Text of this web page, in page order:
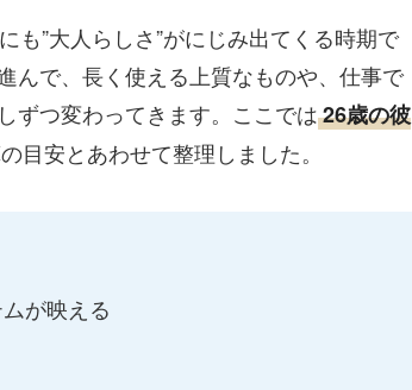
も”大人らしさ”がにじみ出てくる時期で
んで、長く使える上質なものや、仕事で
ずつ変わってきます。ここでは26歳の彼
目安とあわせて整理しました。
が映える